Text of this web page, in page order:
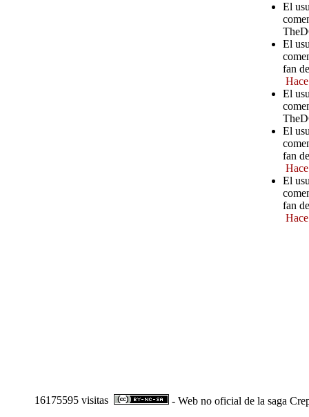
El
El
fan
El
El
fan
El
fan
16175595 visitas
- Web no oficial de la saga